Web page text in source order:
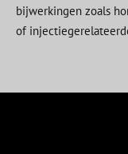
bijwerkingen zoals
of